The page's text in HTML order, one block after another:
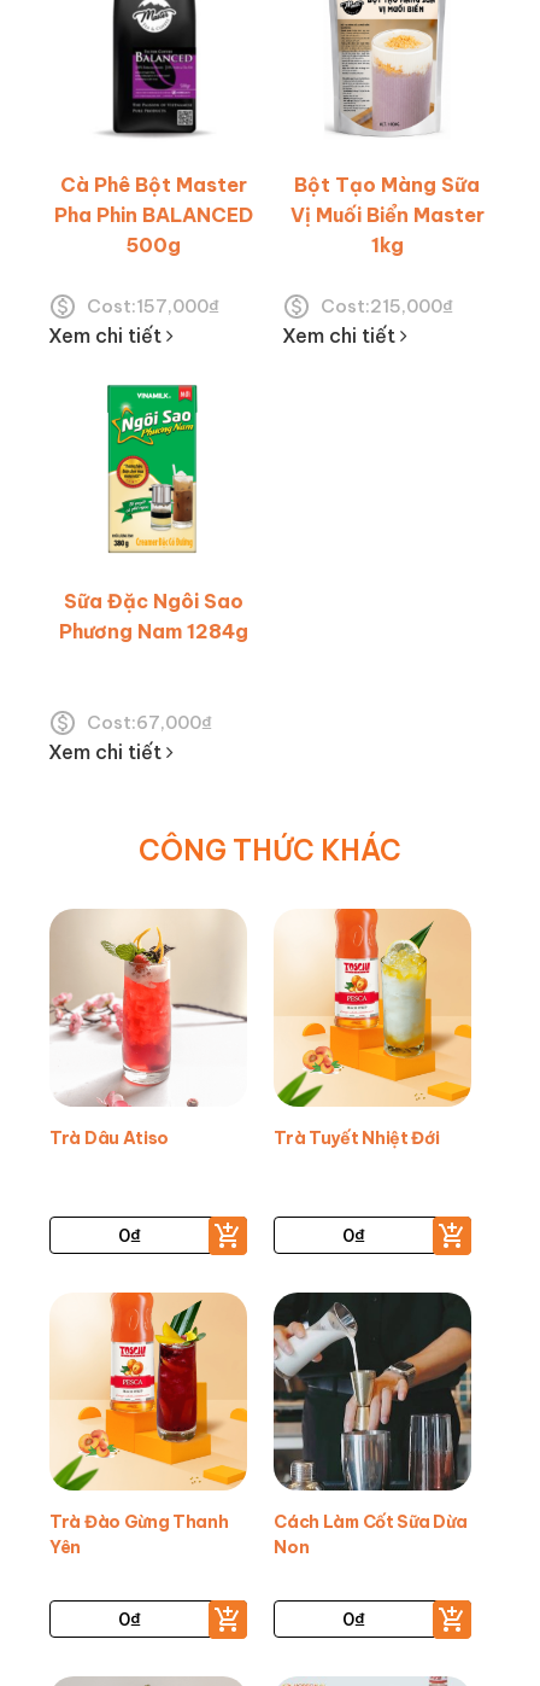
Cà Phê Bột Master
Pha Phin BALANCED
500g
Cost:157,000₫
Xem chi tiết
Bột Tạo Màng Sữa
Vị Muối Biển Master
1kg
Cost:215,000₫
Xem chi tiết
Sữa Đặc Ngôi Sao
Phương Nam 1284g
Cost:67,000₫
Xem chi tiết
CÔNG THỨC KHÁC
Trà Dâu Atiso
0₫
Trà Tuyết Nhiệt Đới
0₫
Trà Đào Gừng Thanh
Yên
0₫
Cách Làm Cốt Sữa Dừa
Non
0₫